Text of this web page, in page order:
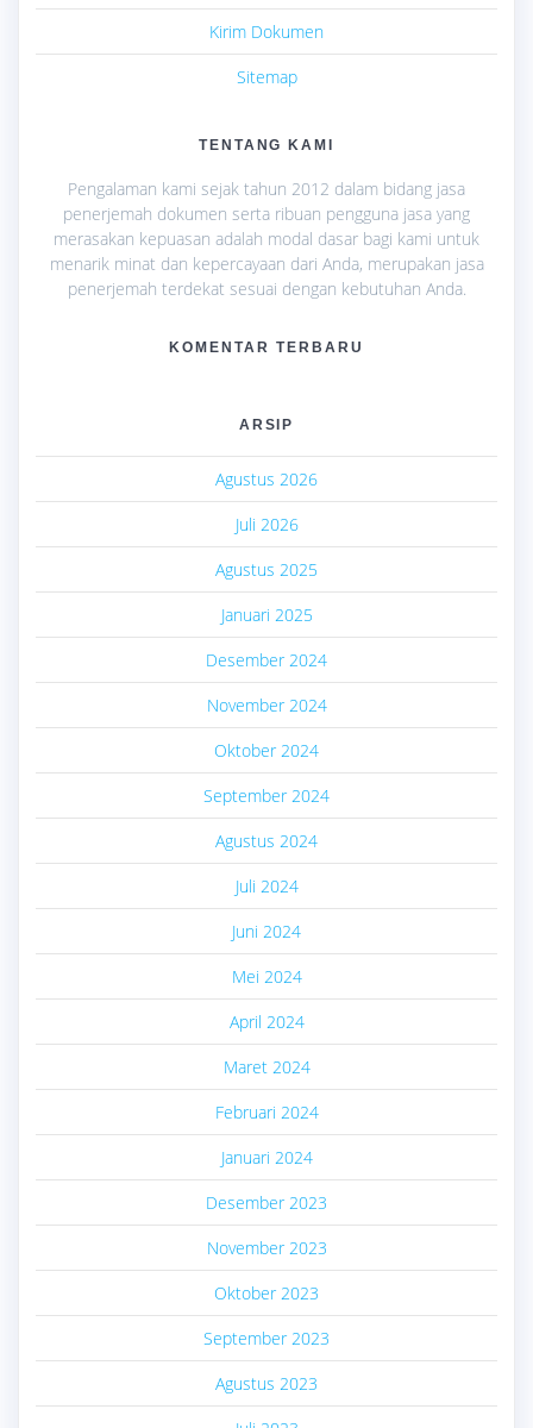
Kirim Dokumen
Sitemap
TENTANG KAMI
Pengalaman kami sejak tahun 2012 dalam bidang jasa
penerjemah dokumen serta ribuan pengguna jasa yang
merasakan kepuasan adalah modal dasar bagi kami untuk
menarik minat dan kepercayaan dari Anda, merupakan jasa
penerjemah terdekat sesuai dengan kebutuhan Anda.
KOMENTAR TERBARU
ARSIP
Agustus 2026
Juli 2026
Agustus 2025
Januari 2025
Desember 2024
November 2024
Oktober 2024
September 2024
Agustus 2024
Juli 2024
Juni 2024
Mei 2024
April 2024
Maret 2024
Februari 2024
Januari 2024
Desember 2023
November 2023
Oktober 2023
September 2023
Agustus 2023